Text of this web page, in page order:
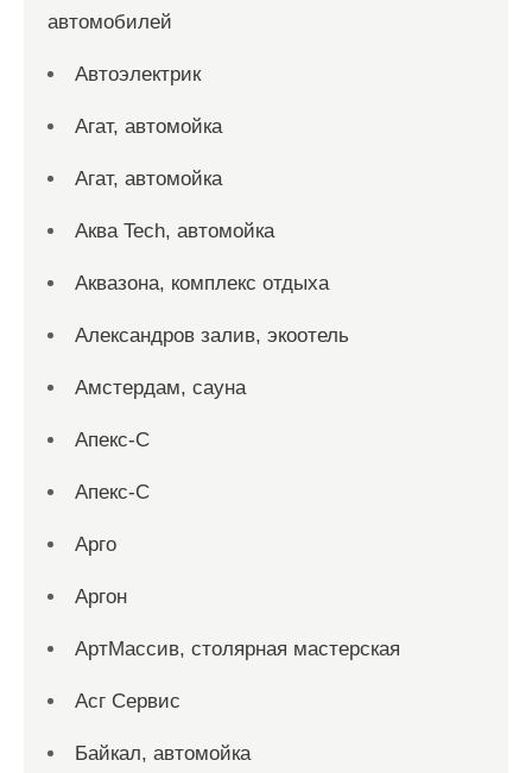
автомобилей
Автоэлектрик
Агат, автомойка
Агат, автомойка
Аква Tech, автомойка
Аквазона, комплекс отдыха
Александров залив, экоотель
Амстердам, сауна
Апекс-С
Апекс-С
Арго
Аргон
АртМассив, столярная мастерская
Асг Сервис
Байкал, автомойка